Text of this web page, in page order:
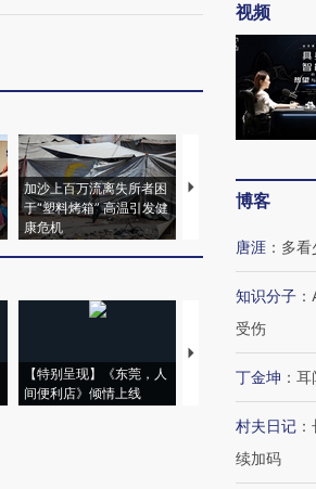
加沙上百万流离失所者困
于“塑料烤箱” 高温引发健
康危机
马航飞行员跨国走私7
粒摇头丸 尿检体内含
【特别呈现】《东莞，人
间便利店》倾情上线
【推广】走进第四届
会，让数智科技“链”
视频
博客
唐涯 ： 多看
知识分子 ：
受伤
丁金坤 ： 耳
村夫日记 ：
续加码